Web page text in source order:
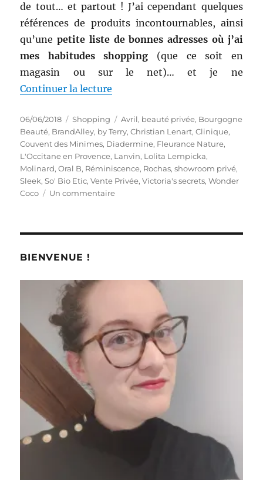
de tout… et partout ! J’ai cependant quelques
références de produits incontournables, ainsi
qu’unepetite liste de bonnes adresses où j’ai
mes habitudes shopping (que ce soit en
magasin ou sur le net)… et je ne
Continuer la lecture
Publié
le
06/06/2018 Catégories
Shopping Étiquettes
Avril, beauté privée, Bourgogne
Beauté, BrandAlley, by Terry,Christian Lenart,Clinique,
Couvent des Minimes, Diadermine, Fleurance Nature,
L'Occitane en Provence, Lanvin, Lolita Lempicka,
Molinard,Oral B, Réminiscence, Rochas,showroom privé,
Sleek,So' Bio Etic,Vente Privée,Victoria's secrets,Wonder
Coco
Un commentairesur
privées
BIENVENUE !